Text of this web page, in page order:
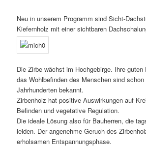
Neu in unserem Programm sind Sicht-
Kiefernholz mit einer sichtbaren
Die Zirbe wächst im Hochgebirge. Ihre
das Wohlbefinden des Menschen sind
Jahrhunderten bekannt.
Zirbenholz hat positive Auswirkungen auf
Befinden und vegetative Regulation.
Die ideale Lösung also für Bauherren, die
leiden. Der angenehme Geruch des
erholsamen Entspannungsphase.